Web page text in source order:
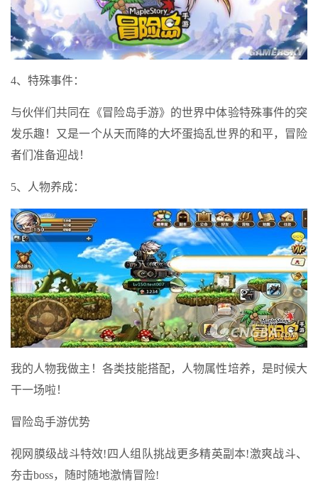
4、特殊事件：
与伙伴们共同在《冒险岛手游》的世界中体验特殊事件的突
发乐趣！又是一个从天而降的大坏蛋捣乱世界的和平，冒险
者们准备迎战！
5、人物养成：
我的人物我做主！各类技能搭配，人物属性培养，是时候大
干一场啦！
冒险岛手游优势
视网膜级战斗特效!四人组队挑战更多精英副本!激爽战斗、
夯击boss，随时随地激情冒险!